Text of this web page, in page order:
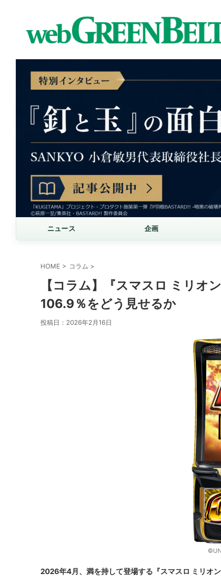
ニュース 企画
HOME > コラム >
【コラム】『スマスロ ミリオ
106.9％をどう見せるか
投稿日： 2026年2月16日
2026年4月、満を持して登場する『スマスロ ミリオ